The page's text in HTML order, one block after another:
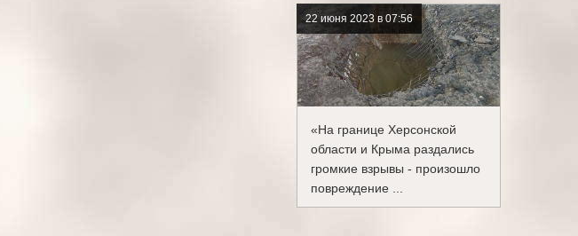
22 июня 2023 в 07:56
«На границе Херсонской
области и Крыма раздались
громкие взрывы - произошло
повреждение ...